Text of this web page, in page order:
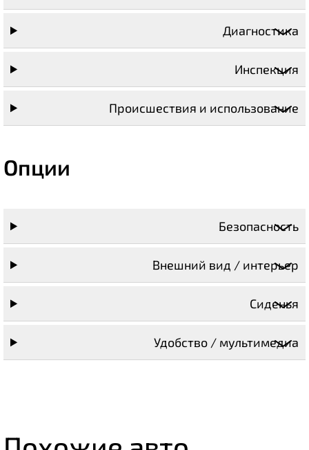
Диагностика
Инспекция
Происшествия и использование
Опции
Безопасность
Внешний вид / интерьер
Сиденья
Удобство / мультимедиа